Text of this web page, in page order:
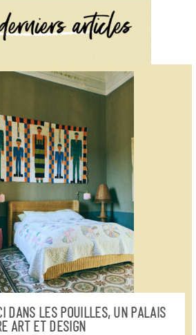
DANS LES POUILLES, UN PALAIS
ART ET DESIGN